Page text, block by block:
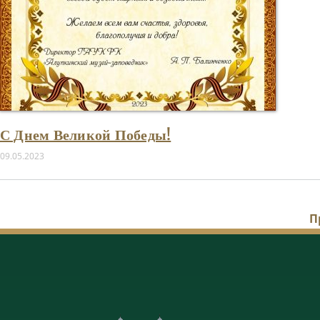
С Днем Великой Победы!
09.05.2023